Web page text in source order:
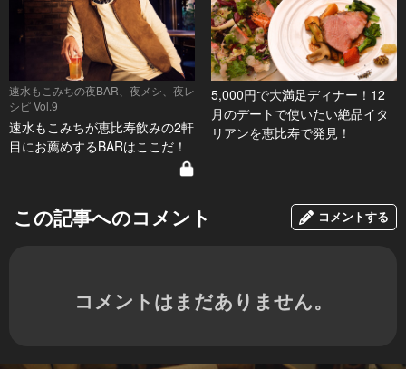
速水もこみちの夜BAR、夜メシ、夜レ
シピ Vol.9
速水もこみちが恵比寿飲みの2軒
目にお薦めするBARはここだ！
5,000円で大満足ディナー！12
月のデートで使いたい絶品イタ
リアンを恵比寿で発見！
この記事へのコメント コメントする
コメントはまだありません。